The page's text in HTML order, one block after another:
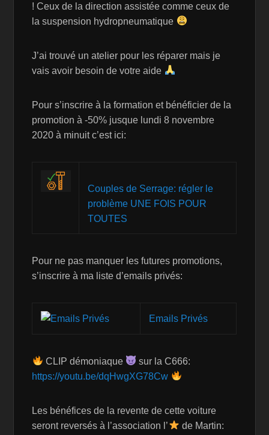
! Ceux de la direction assistée comme ceux de
la suspension hydropneumatique
J’ai trouvé un atelier pour les réparer mais je
vais avoir besoin de votre aide
Pour s’inscrire à la formation et bénéficier de la
promotion à -50% jusque lundi 8 novembre
2020 à minuit c’est ici:
Couples de Serrage: régler le
problème UNE FOIS POUR
TOUTES
Pour ne pas manquer les futures promotions,
s’inscrire à ma liste d’emails privés:
Emails Privés
CLIP démoniaque
sur la C666:
https://youtu.be/dqHwgXG78Cw
Les bénéfices de la revente de cette voiture
seront reversés à l’association l’
de Martin: